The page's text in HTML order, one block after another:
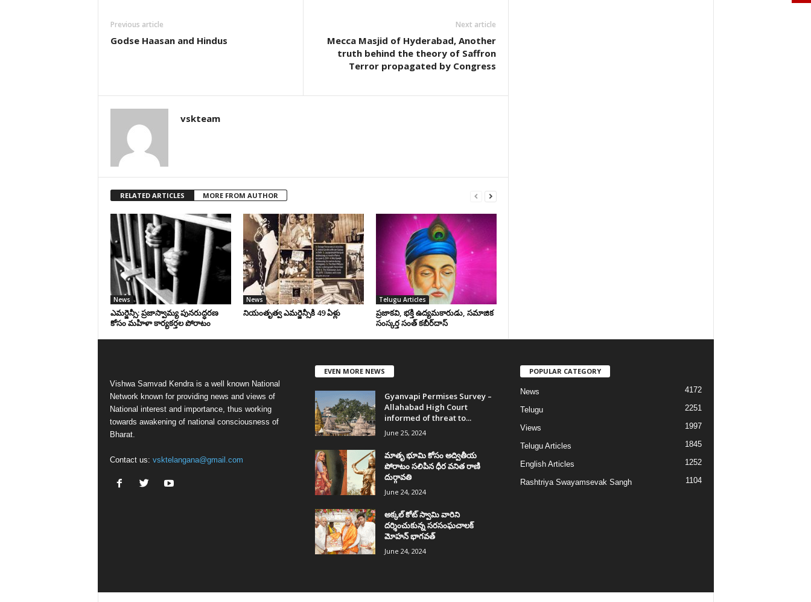
Previous article
Godse Haasan and Hindus
Next article
Mecca Masjid of Hyderabad, Another
truth behind the theory of Saffron
Terror propagated by Congress
vskteam
RELATED ARTICLES MORE FROM AUTHOR
News
ఎమర్జెన్సీ: ప్రజాస్వామ్య పునరుద్ధరణ
కోసం మహిళా కార్యకర్తల పోరాటం
News
నియంతృత్వ ఎమర్జెన్సీకి 49 ఏళ్లు
Telugu Articles
ప్రజాకవి, భక్తి ఉద్యమకారుడు, సమాజిక
సంస్కర్త సంత్‌ కబీర్‌దాస్‌
Vishwa Samvad Kendra is a well known National
Network known for providing news and views of
National interest and importance, thus working
towards awakening of national consciousness of
Bharat.
Contact us: vsktelangana@gmail.com
EVEN MORE NEWS
Gyanvapi Permises Survey –
Allahabad High Court
informed of threat to...
June 25, 2024
మాతృ భూమి కోసం అద్వితీయ
పోరాటం సలిపిన ధీర వనిత రాణి
దుర్గావతి
June 24, 2024
అక్కల్‌ కోట్‌ స్వామి వారిని
దర్శించుకున్న సరసంఘచాలక్
మోహన్ భాగవత్
June 24, 2024
POPULAR CATEGORY
News 4172
Telugu 2251
Views 1997
Telugu Articles 1845
English Articles 1252
Rashtriya Swayamsevak Sangh 1104